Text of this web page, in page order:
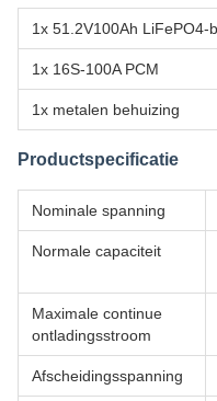
1x 51.2V100Ah LiFePO4-
1x 16S-100A PCM
1x metalen behuizing
Productspecificatie
Nominale spanning
Normale capaciteit
Maximale continue
ontladingsstroom
Afscheidingsspanning